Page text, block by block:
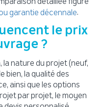
garantie décennale.
le prix
?
nature du projet (neuf,
bien, la qualité des
ainsi que les options
par projet, le moyen